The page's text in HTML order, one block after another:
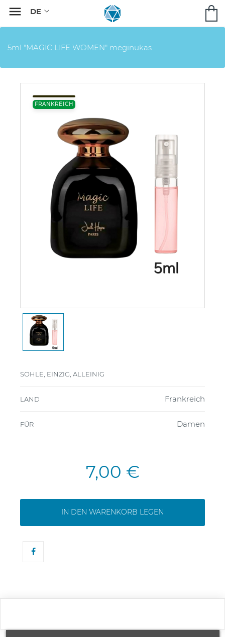

5ml "MAGIC LIFE WOMEN" mėginukas
FRANKREICH
SOHLE, EINZIG, ALLEINIG
LAND Frankreich
FÜR Damen
7,00 €
IN DEN WARENKORB LEGEN